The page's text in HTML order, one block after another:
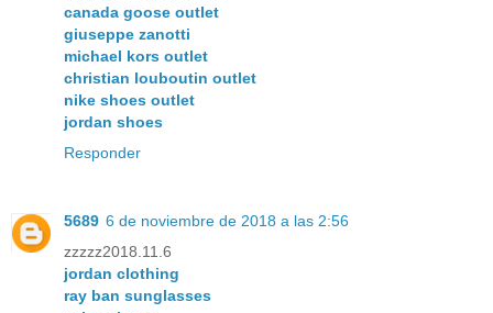
canada goose outlet
giuseppe zanotti
michael kors outlet
christian louboutin outlet
nike shoes outlet
jordan shoes
Responder
5689 6 de noviembre de 2018 a las 2:56
zzzzz2018.11.6
jordan clothing
ray ban sunglasses